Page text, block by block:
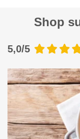
Shop
5,0/5